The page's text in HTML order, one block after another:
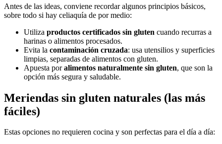
Antes de las ideas, conviene recordar algunos principios básicos,
sobre todo si hay celiaquía de por medio:
Utiliza productos certificados sin gluten cuando recurras a
harinas o alimentos procesados.
Evita la contaminación cruzada: usa utensilios y superficies
limpias, separadas de alimentos con gluten.
Apuesta poralimentos naturalmente sin gluten, que son la
opción más segura y saludable.
Meriendas sin gluten naturales (las más
fáciles)
Estas opciones no requieren cocina y son perfectas para el día a día: